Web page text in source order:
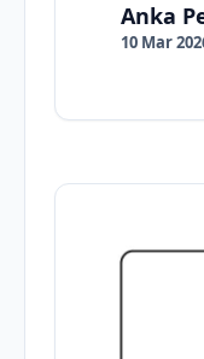
Anka
10 Mar